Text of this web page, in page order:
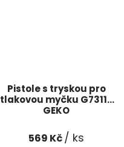
Pistole s tryskou pro
tlakovou myčku G73119
GEKO
569 Kč/ ks